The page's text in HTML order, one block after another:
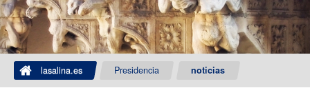
lasalina.es Presidencia noticias